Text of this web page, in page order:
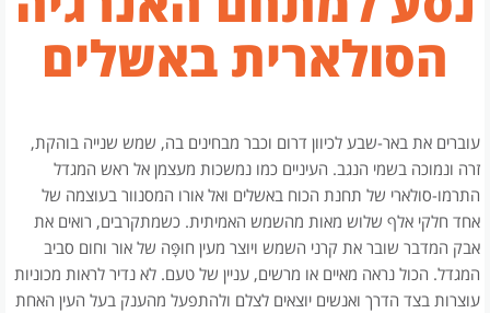
הסולארית באשלים
עוברים את באר-שבע לכיוון דרום וכבר מבחינים בה, שמש שנייה בוהקת,
זרה ונמוכה בשמי הנגב. העיניים כמו נמשכות מעצמן אל ראש המגדל
התרמו-סולארי של תחנת הכוח באשלים ואל אורו המסנוור בעוצמה של
אחד חלקי אלף שלוש מאות מהשמש האמיתית. כשמתקרבים, רואים את
אבק המדבר שובר את קרני השמש ויוצר מעין חוּפָּה של אור וחום סביב
המגדל. הכול נראה מאיים או מרשים, עניין של טעם. לא נדיר לראות מכוניות
עוצרות בצד הדרך ואנשים יוצאים לצלם ולהתפעל מהענק בעל העין האחת